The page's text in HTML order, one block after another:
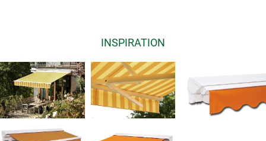
INSPIRATION